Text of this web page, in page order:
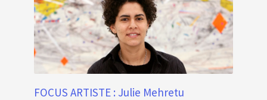
FOCUS ARTISTE : Julie Mehretu